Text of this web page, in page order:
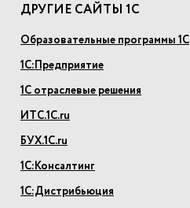
ДРУГИЕ САЙТЫ 1С
Образовательные программы 1С
1С:Предприятие
1С отраслевые решения
ИТС.1С.ru
БУХ.1С.ru
1С:Консалтинг
1С:Дистрибьюция